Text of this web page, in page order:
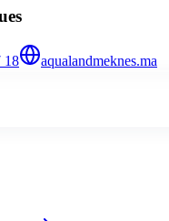
18 aqualandmeknes.ma